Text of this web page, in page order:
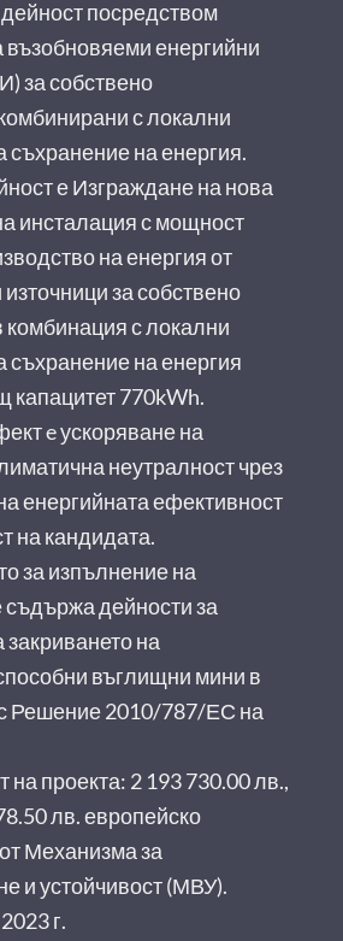
посредством
възобновяеми енергийни
за собствено
с локални
съхранение на енергия.
е Изграждане на нова
инсталация с мощност
на енергия от
за собствено
комбинация с локални
съхранение на енергия
капацитет 770kWh.
e ускоряване на
неутралност чрез
енергийната ефективност
на кандидата.
за изпълнение на
съдържа дейности за
на
въглищни мини в
Решение 2010/787/ЕС на
проекта: 2 193 730.00 лв.,
лв. европейско
Механизма за
и устойчивост (МВУ).
г.